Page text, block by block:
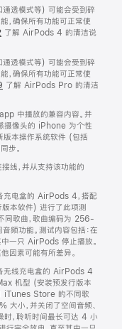
通透模式等) 可能会受到碎
，确保所有功能可正常使
了解 AirPods 4 的清洁说
通透模式等) 可能会受到碎
，确保所有功能可正常使
了解 AirPods Pro 的清洁
中播放的兼容内容。并
摄像头的 iPhone 为个性
版本操作系统软件 (包括
步。
线，并从支持该功能的
电盒的 AirPods 4，搭配
本软件) 进行了此项测
歌曲，歌曲编码为 256-
频功能。测试内容包括：在
一只 AirPods 停止播放。
因素可能有所差异。
线充电盒的 AirPods 4
机型 (安装预发行版本
iTunes Store 的不同歌
小，并关闭了空间音频、
时，聆听时间最长可达 4 小